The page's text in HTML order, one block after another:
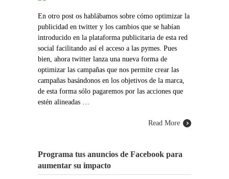
En otro post os hablábamos sobre cómo optimizar la
publicidad en twitter y los cambios que se habían
introducido en la plataforma publicitaria de esta red
social facilitando así el acceso a las pymes. Pues
bien, ahora twitter lanza una nueva forma de
optimizar las campañas que nos permite crear las
campañas basándonos en los objetivos de la marca,
de esta forma sólo pagaremos por las acciones que
estén alineadas …
Read More
Programa tus anuncios de Facebook para
aumentar su impacto